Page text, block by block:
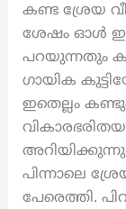
കണ്ട ശ്രേയ
ശേഷം ഓൾ
പറയുന്നതും
ഗായിക
ഇതെല്ലം
പിന്നാലെ
പേരെത്തി.